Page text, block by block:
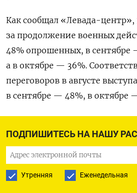
ПОДПИШИТЕСЬ НА НАШУ
Утренняя Еженедельная
Как сообщал «Левада-центр»,
за продолжение военных
48% опрошенных, в сентябре
а в октябре — 36%.
переговоров в августе
в сентябре — 48%, в октябре
Мы помним совсем недалекие
за слово «мир», написанное
смельчаков задерживала